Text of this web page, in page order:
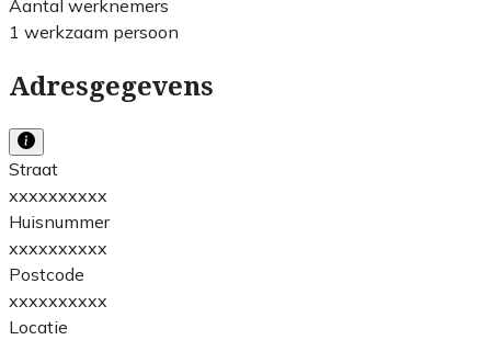
Aantal werknemers
1 werkzaam persoon
Adresgegevens
Straat
xxxxxxxxxx
Huisnummer
xxxxxxxxxx
Postcode
xxxxxxxxxx
Locatie